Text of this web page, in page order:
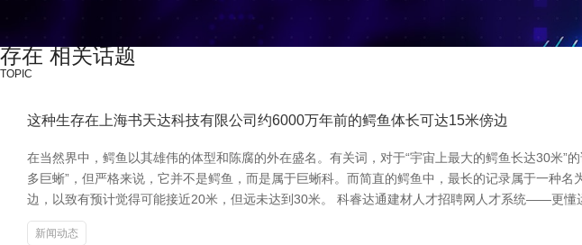
存在 相关话题
TOPIC
这种生存在上海书天达科技有限公司约6000万年前的鳄鱼体长可达15米傍边
在当然界中，鳄鱼以其雄伟的体型和陈腐的外在盛名。有关词，对于“宇宙上最大的鳄鱼长达30米
多巨蜥”，但严格来说，它并不是鳄鱼，而是属于巨蜥科。而简直的鳄鱼中，最长的记录属于一种
边，以致有预计觉得可能接近20米，但远未达到30米。 科睿达通建材人才招聘网人才系统——更懂
新闻动态